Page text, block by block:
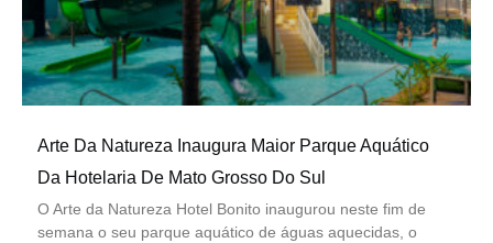
Arte Da Natureza Inaugura Maior Parque Aquático
Da Hotelaria De Mato Grosso Do Sul
O Arte da Natureza Hotel Bonito inaugurou neste fim de
semana o seu parque aquático de águas aquecidas, o